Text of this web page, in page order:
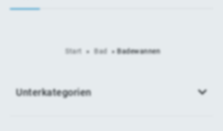
Start » Bad » Badewannen
Unterkategorien